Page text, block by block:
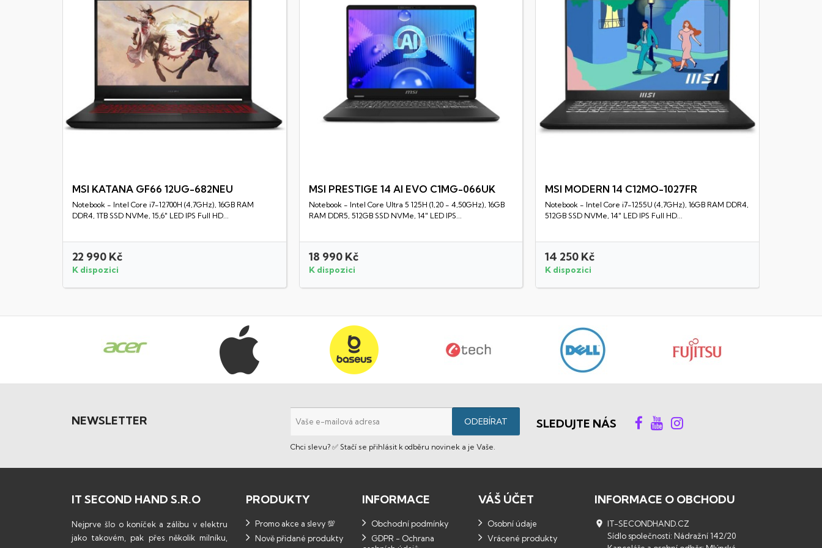
Rychlý náhled
MSI KATANA GF66 12UG-682NEU
Notebook - Intel Core i7-12700H (4,7GHz), 16GB RAM
DDR4, 1TB SSD NVMe, 15,6" LED IPS Full HD...
22 990 Kč
K dispozici
Rychlý náhled
MSI PRESTIGE 14 AI EVO C1MG-066UK
Notebook - Intel Core Ultra 5 125H (1,20 - 4,50GHz), 16GB
RAM DDR5, 512GB SSD NVMe, 14" LED IPS...
18 990 Kč
K dispozici
Rychlý náhled
MSI MODERN 14 C12MO-1027FR
Notebook - Intel Core i7-1255U (4,7GHz), 16GB RAM DDR4,
512GB SSD NVMe, 14" LED IPS Full HD...
14 250 Kč
K dispozici
NEWSLETTER
Chci slevu? ✅ Stačí se přihlásit k odběru novinek a je Vaše.
SLEDUJTE NÁS
IT SECOND HAND S.R.O
Nejprve šlo o koníček a zálibu v elektru
jako takovém, pak přes několik milníku,
PRODUKTY
Promo akce a slevy 💯
Nově přidané produkty
INFORMACE
Obchodní podmínky
GDPR - Ochrana
VÁŠ ÚČET
Osobní údaje
Vrácené produkty
INFORMACE O OBCHODU
 IT-SECONDHAND.CZ
Sídlo společnosti: Nádražní 142/20